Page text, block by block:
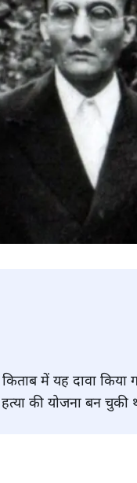
किताब में यह दावा
की योजना बन चुकी